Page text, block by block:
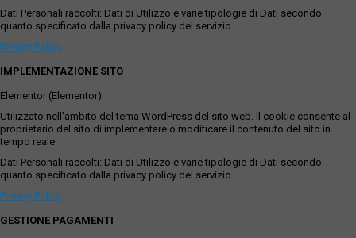
Dati Personali raccolti: Dati di Utilizzo e varie tipologie di Dati secondo
quanto specificato dalla privacy policy del servizio.
Privacy Policy
IMPLEMENTAZIONE SITO
Elementor (Elementor)
Utilizzato nell'ambito del tema WordPress del sito web. Il cookie consente al
proprietario del sito di implementare o modificare il contenuto del sito in
tempo reale.
Dati Personali raccolti: Dati di Utilizzo e varie tipologie di Dati secondo
quanto specificato dalla privacy policy del servizio.
Privacy Policy
GESTIONE PAGAMENTI